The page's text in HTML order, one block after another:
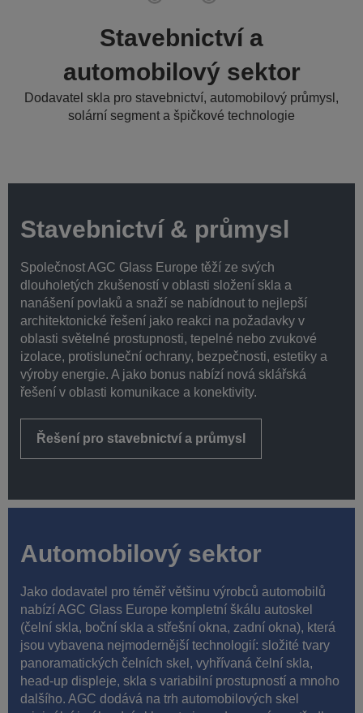
Stavebnictví a
automobilový sektor
Dodavatel skla pro stavebnictví, automobilový průmysl,
solární segment a špičkové technologie
Stavebnictví & průmysl
Společnost AGC Glass Europe těží ze svých
dlouholetých zkušeností v oblasti složení skla a
nanášení povlaků a snaží se nabídnout to nejlepší
architektonické řešení jako reakci na požadavky v
oblasti světelné prostupnosti, tepelné nebo zvukové
izolace, protisluneční ochrany, bezpečnosti, estetiky a
výroby energie. A jako bonus nabízí nová sklářská
řešení v oblasti komunikace a konektivity.
Řešení pro stavebnictví a průmysl
Automobilový sektor
Jako dodavatel pro téměř většinu výrobců automobilů
nabízí AGC Glass Europe kompletní škálu autoskel
(čelní skla, boční skla a střešní okna, zadní okna), která
jsou vybavena nejmodernější technologií: složité tvary
panoramatických čelních skel, vyhřívaná čelní skla,
head-up displeje, skla s variabilní prostupností a mnoho
dalšího. AGC dodává na trh automobilových skel